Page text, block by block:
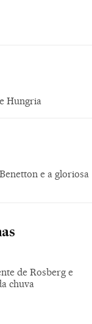
Hungria
e a gloriosa
de Rosberg e
chuva